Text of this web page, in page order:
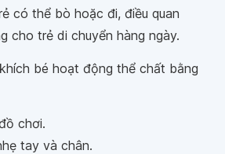
có thể bò hoặc đi, điều quan
cho trẻ di chuyển hàng ngày.
bé hoạt động thể chất bằng
chơi.
tay và chân.